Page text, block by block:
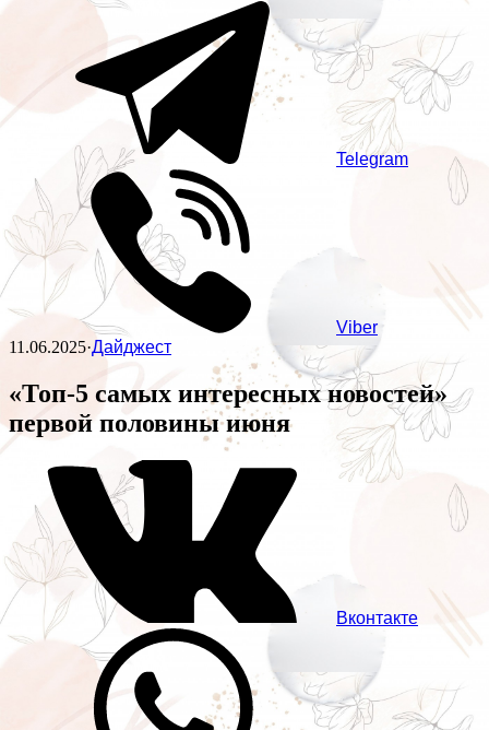
Telegram
Viber
11.06.2025·Дайджест
«Топ-5 самых интересных новостей»
первой половины июня
Вконтакте